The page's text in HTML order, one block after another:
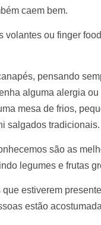
caem bem.
ou finger
pensando
alguma alergia
mesa de frios,
salgados tradicionais.
são as
legumes e frutas
estiverem
estão